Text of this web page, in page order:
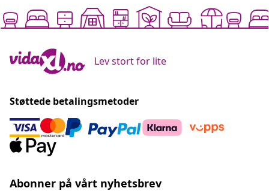
Lev stort for lite
Støttede betalingsmetoder
Abonner på vårt nyhetsbrev